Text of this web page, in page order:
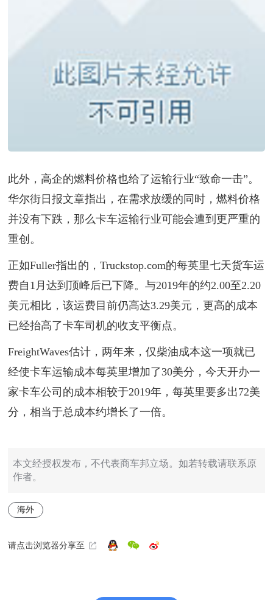
此外，高企的燃料价格也给了运输行业“致命一击”。
华尔街日报文章指出，在需求放缓的同时，燃料价格
并没有下跌，那么卡车运输行业可能会遭到更严重的
重创。
正如Fuller指出的，Truckstop.com的每英里七天货车运
费自1月达到顶峰后已下降。与2019年的约2.00至2.20
美元相比，该运费目前仍高达3.29美元，更高的成本
已经抬高了卡车司机的收支平衡点。
FreightWaves估计，两年来，仅柴油成本这一项就已
经使卡车运输成本每英里增加了30美分，今天开办一
家卡车公司的成本相较于2019年，每英里要多出72美
分，相当于总成本约增长了一倍。
本文经授权发布，不代表商车邦立场。如若转载请联系原
作者。
海外
请点击浏览器分享至